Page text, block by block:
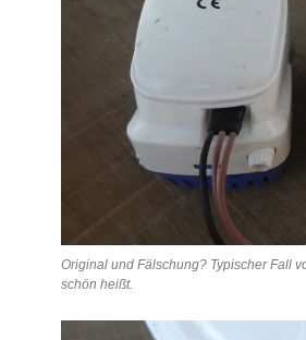
Original und Fälschung? Typischer Fall
schön heißt.